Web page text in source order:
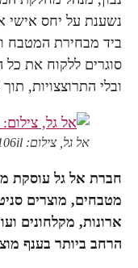
נשענת על יחס אישי
ביד מבחירת המטבח
סוגרים ללקוח את כל
ובלי התרוצצויות, תוך 48 שעות".
אל גל, צילום: 106il ישראל לייף סטייל מגזין
מטבחים, מוצרים
ארונות, מקלחונים
הרחב ביותר בענף